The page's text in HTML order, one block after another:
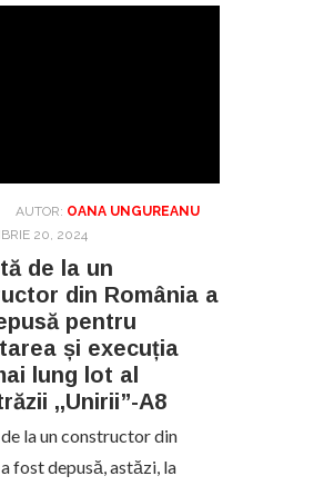
AUTOR: OANA UNGUREANU
20, 2024
de la un
din România a
pentru
și execuția
lung lot al
,,Unirii”-A8
la un constructor din
fost depusă, astăzi, la